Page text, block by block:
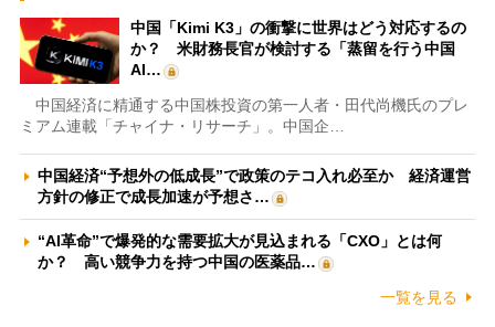
中国「Kimi K3」の衝撃に世界はどう対応するの
か？ 米財務長官が検討する「蒸留を行う中国
AI…
中国経済に精通する中国株投資の第一人者・田代尚機氏のプレ
ミアム連載「チャイナ・リサーチ」。中国企…
中国経済“予想外の低成長”で政策のテコ入れ必至か 経済運営
方針の修正で成長加速が予想さ…
“AI革命”で爆発的な需要拡大が見込まれる「CXO」とは何
か？ 高い競争力を持つ中国の医薬品…
一覧を見る